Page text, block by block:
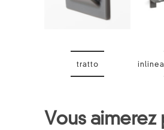
tratto
Vous aimerez